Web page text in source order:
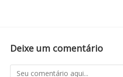
Deixe um comentário